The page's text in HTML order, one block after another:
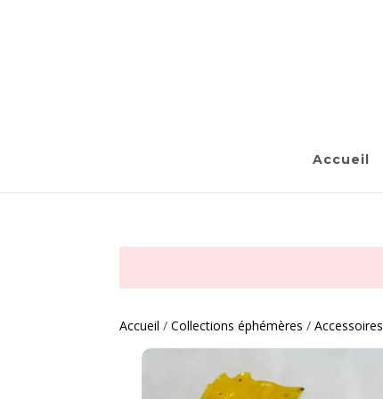
Accueil
Accueil /Collections éphémères /Accessoires